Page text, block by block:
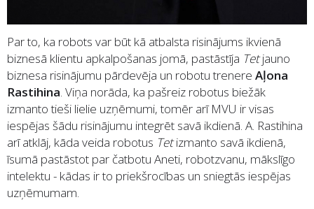
Par to, ka robots var būt kā atbalsta risinājums ikvienā
biznesā klientu apkalpošanas jomā, pastāstīja Tetjauno
biznesa risinājumu pārdevēja un robotu trenere Aļona
Rastihina. Viņa norāda, ka pašreiz robotus biežāk
izmanto tieši lielie uzņēmumi, tomēr arī MVU ir visas
iespējas šādu risinājumu integrēt savā ikdienā. A. Rastihina
arī atklāj, kāda veida robotus Tetizmanto savā ikdienā,
īsumā pastāstot par čatbotu Aneti, robotzvanu, mākslīgo
intelektu - kādas ir to priekšrocības un sniegtās iespējas
uzņēmumam.